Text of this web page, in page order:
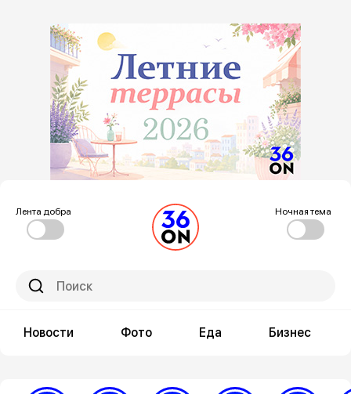
Лента добра Ночная тема
Новости Фото Еда Бизнес